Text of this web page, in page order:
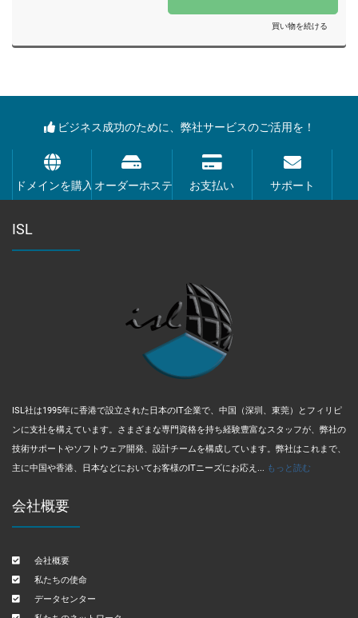
買い物を続ける
ビジネス成功のために、弊社サービスのご活用を！
ドメインを購入 オーダーホスティングお支払い サポート
ISL
ISL社は1995年に香港で設立された日本のIT企業で、中国（深圳、東莞）とフィリピ
ンに支社を構えています。さまざまな専門資格を持ち経験豊富なスタッフが、弊社の
技術サポートやソフトウェア開発、設計チームを構成しています。弊社はこれまで、
主に中国や香港、日本などにおいてお客様のITニーズにお応え...
もっと読む
会社概要
会社概要
私たちの使命
データセンター